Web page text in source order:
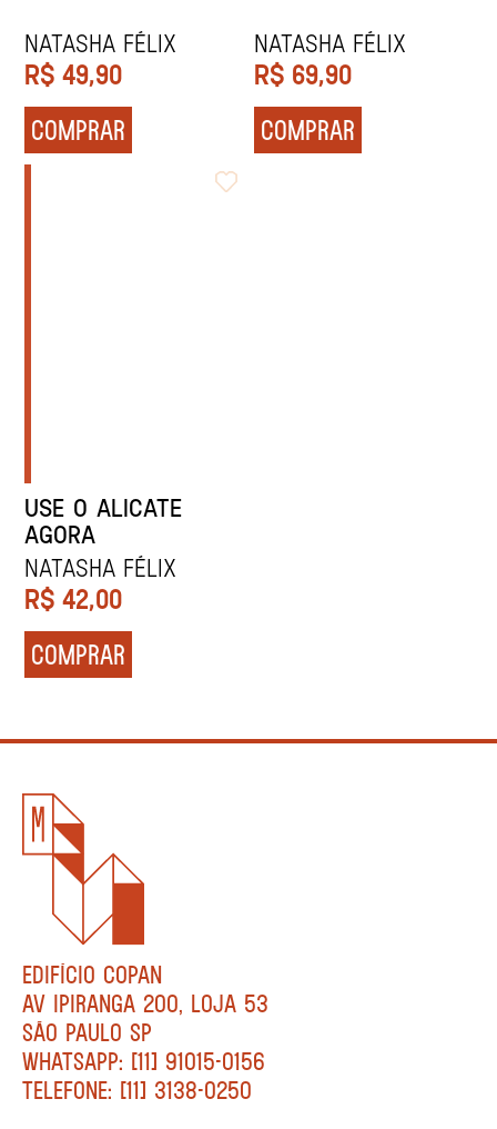
NATASHA FÉLIX
R$ 49,90
COMPRAR
NATASHA FÉLIX
R$ 69,90
COMPRAR
USE O ALICATE
AGORA
NATASHA FÉLIX
R$ 42,00
COMPRAR
EDIFÍCIO COPAN
AV IPIRANGA 200, LOJA 53
SÃO PAULO SP
WHATSAPP: [11] 91015-0156
TELEFONE: [11] 3138-0250